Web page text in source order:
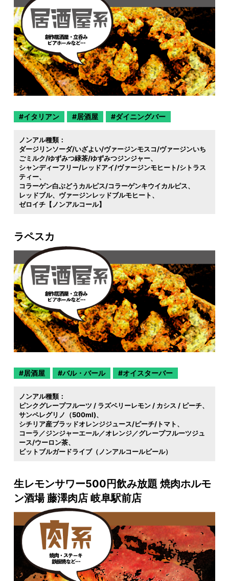
イタリアン 居酒屋 ダイニングバー
ノンアル種類：
ダージリンソーダ/いざよい/ヴァージンモスコ/ヴァージンいち
ごミルク/ゆずみつ緑茶/ゆずみつジンジャー
シャンディーフリー/レッドアイ/ヴァージンモヒート/シトラス
ティー
コラーゲン白ぶどうカルピス/コラーゲンキウイカルピス
レッドブル
ヴァージンレッドブルモヒート
ゼロイチ【ノンアルコール】
ラペスカ
居酒屋 バル・バール オイスターバー
ノンアル種類：
ピンクグレープフルーツ / ラズベリーレモン / カシス / ピーチ
サンペレグリノ（500ml)
シチリア産ブラッドオレンジジュース/ピーチ/トマト
コーラ／ジンジャーエール／オレンジ／グレープフルーツジュ
ース/ウーロン茶
ビットブルガードライブ（ノンアルコールビール）
生レモンサワー500円飲み放題 焼肉ホルモ
ン酒場 藤澤肉店 岐阜駅前店